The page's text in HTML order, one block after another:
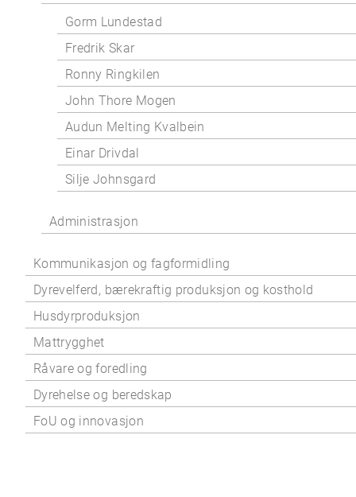
Gorm Lundestad
Fredrik Skar
Ronny Ringkilen
John Thore Mogen
Audun Melting Kvalbein
Einar Drivdal
Silje Johnsgard
Administrasjon
Kommunikasjon og fagformidling
Dyrevelferd, bærekraftig produksjon og kosthold
Husdyrproduksjon
Mattrygghet
Råvare og foredling
Dyrehelse og beredskap
FoU og innovasjon